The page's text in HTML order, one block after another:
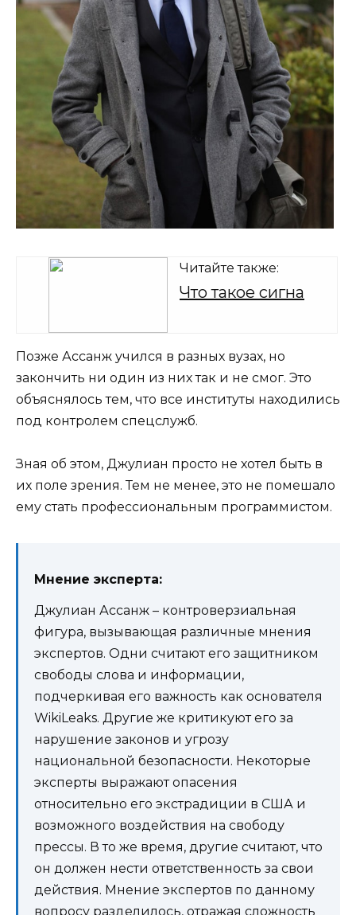
Читайте также:
Что такое сигна
Позже Ассанж учился в разных вузах, но
закончить ни один из них так и не смог. Это
объяснялось тем, что все институты находились
под контролем спецслужб.
Зная об этом, Джулиан просто не хотел быть в
их поле зрения. Тем не менее, это не помешало
ему стать профессиональным программистом.
Мнение эксперта:
Джулиан Ассанж – контроверзиальная
фигура, вызывающая различные мнения
экспертов. Одни считают его защитником
свободы слова и информации,
подчеркивая его важность как основателя
WikiLeaks. Другие же критикуют его за
нарушение законов и угрозу
национальной безопасности. Некоторые
эксперты выражают опасения
относительно его экстрадиции в США и
возможного воздействия на свободу
прессы. В то же время, другие считают, что
он должен нести ответственность за свои
действия. Мнение экспертов по данному
вопросу разделилось, отражая сложность